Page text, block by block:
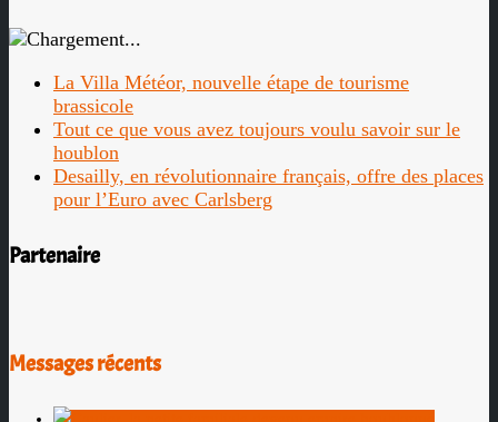
La Villa Météor, nouvelle étape de tourisme
brassicole
Tout ce que vous avez toujours voulu savoir sur le
houblon
Desailly, en révolutionnaire français, offre des places
pour l’Euro avec Carlsberg
Partenaire
Messages récents